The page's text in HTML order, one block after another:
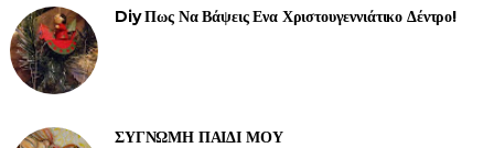
Diy Πως Να Βάψεις Ενα Χριστουγεννιάτικο Δέντρο!
ΣΥΓΝΩΜΗ ΠΑΙΔΙ ΜΟΥ